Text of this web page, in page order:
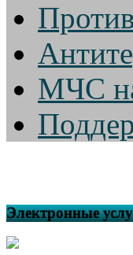
МЧС
Электронные